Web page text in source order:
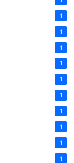
1
1
1
1
1
1
1
1
1
1